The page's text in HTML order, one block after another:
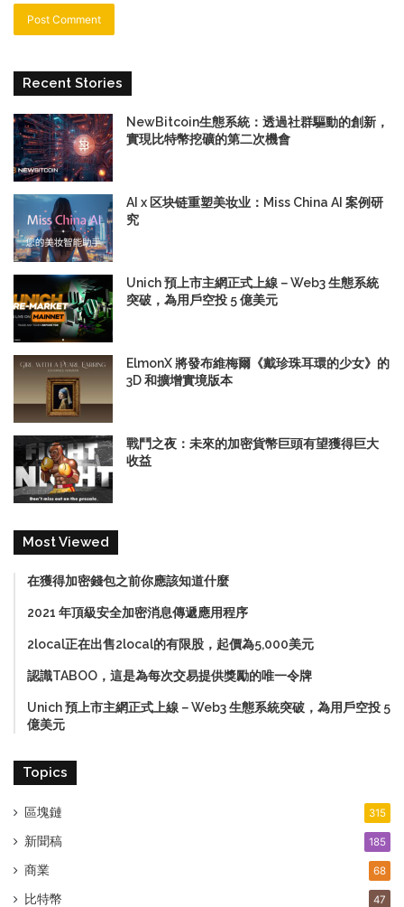
Recent Stories
NewBitcoin生態系統：透過社群驅動的創新，
實現比特幣挖礦的第二次機會
AI x 区块链重塑美妆业：Miss China AI 案例研
究
Unich 預上市主網正式上線－Web3 生態系統
突破，為用戶空投 5 億美元
ElmonX 將發布維梅爾《戴珍珠耳環的少女》的
3D 和擴增實境版本
戰鬥之夜：未來的加密貨幣巨頭有望獲得巨大
收益
Most Viewed
在獲得加密錢包之前你應該知道什麼
2021 年頂級安全加密消息傳遞應用程序
2local正在出售2local的有限股，起價為5,000美元
認識TABOO，這是為每次交易提供獎勵的唯一令牌
Unich 預上市主網正式上線－Web3 生態系統突破，為用戶空投 5
億美元
Topics
區塊鏈 315
新聞稿 185
商業 68
比特幣 47